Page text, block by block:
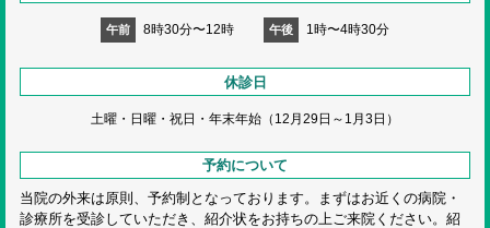
午前 8時30分〜12時 午後 1時〜4時30分
休診日
土曜・日曜・祝日・ 年末年始（12月29日～1月3日）
予約について
当院の外来は原則、予約制となっております。まずはお近くの病院・
診療所を受診していただき、紹介状をお持ちの上ご来院ください。紹